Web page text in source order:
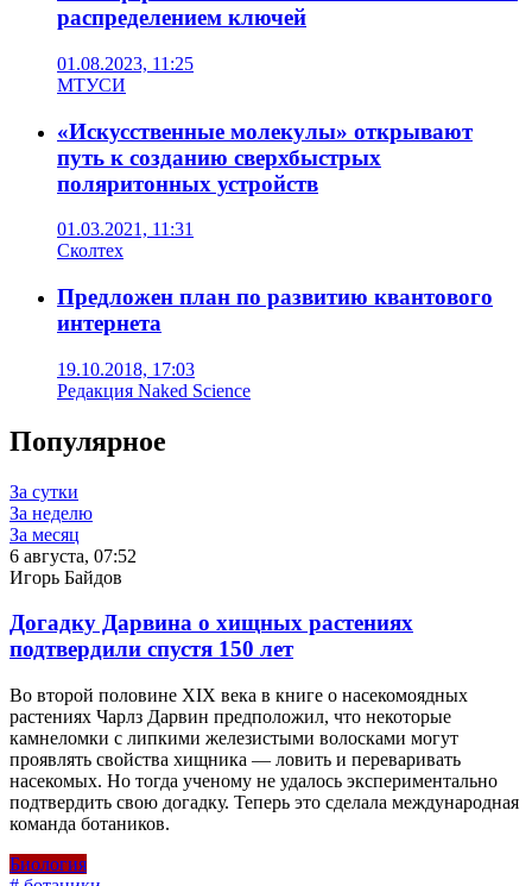
распределением ключей
01.08.2023, 11:25
МТУСИ
«Искусственные молекулы» открывают
путь к созданию сверхбыстрых
поляритонных устройств
01.03.2021, 11:31
Сколтех
Предложен план по развитию квантового
интернета
19.10.2018, 17:03
Редакция Naked Science
Популярное
За сутки
За неделю
За месяц
6 августа, 07:52
Игорь Байдов
Догадку Дарвина о хищных растениях
подтвердили спустя 150 лет
Во второй половине XIX века в книге о насекомоядных
растениях Чарлз Дарвин предположил, что некоторые
камнеломки с липкими железистыми волосками могут
проявлять свойства хищника — ловить и переваривать
насекомых. Но тогда ученому не удалось экспериментально
подтвердить свою догадку. Теперь это сделала международная
команда ботаников.
Биология